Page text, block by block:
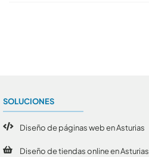
SOLUCIONES
Diseño de páginas web en Asturias
Diseño de tiendas online en Asturias